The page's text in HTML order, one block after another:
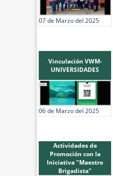
07 de Marzo del 2025
Vinculación VWM-
UNIVERSIDADES
06 de Marzo del 2025
Actividades de
Promoción con la
Iniciativa "Maestro
Brigadista"